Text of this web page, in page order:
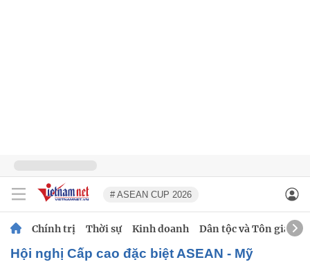
# ASEAN CUP 2026
Chính trị Thời sự Kinh doanh Dân tộc và Tôn giáo
Hội nghị Cấp cao đặc biệt ASEAN - Mỹ